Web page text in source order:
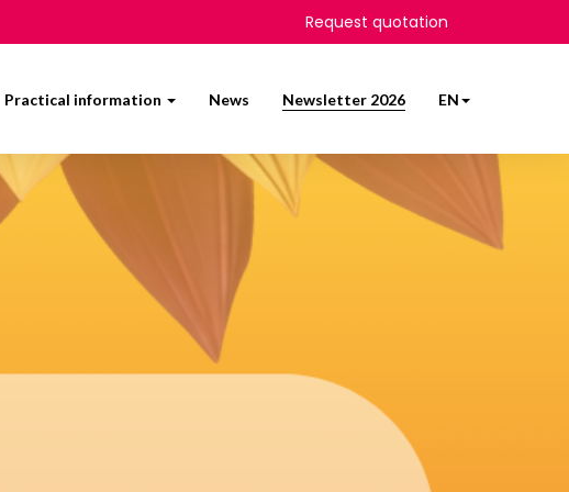
Request quotation
Practical information News Newsletter 2026 EN